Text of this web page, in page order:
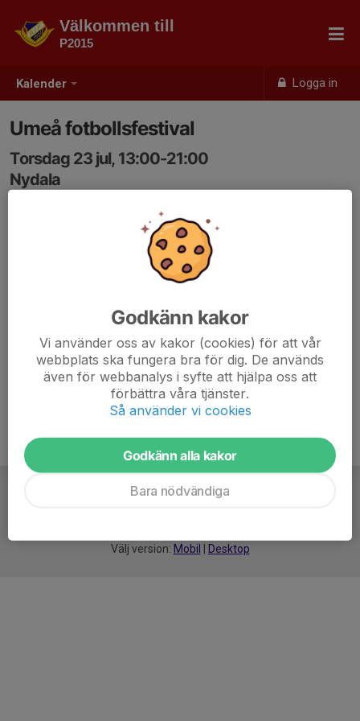
Kalender Logga in
Välkommen till
P2015
Umeå fotbollsfestival
Torsdag 23 jul, 13:00-21:00
Nydala
Välj version: Mobil Desktop
Godkänn kakor
Vi använder oss av kakor (cookies) för att vår
webbplats ska fungera bra för dig. De används
även för webbanalys i syfte att hjälpa oss att
förbättra våra tjänster.
Så använder vi cookies
Godkänn alla kakor
Bara nödvändiga